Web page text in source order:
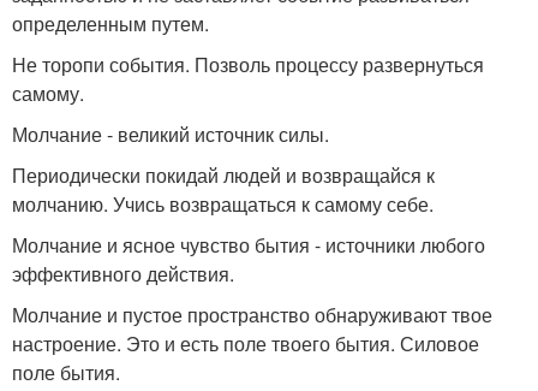
определенным путем.
Не торопи события. Позволь процессу развернуться
самому.
Молчание - великий источник силы.
Периодически покидай людей и возвращайся к
молчанию. Учись возвращаться к самому себе.
Молчание и ясное чувство бытия - источники любого
эффективного действия.
Молчание и пустое пространство обнаруживают твое
настроение. Это и есть поле твоего бытия. Силовое
поле бытия.